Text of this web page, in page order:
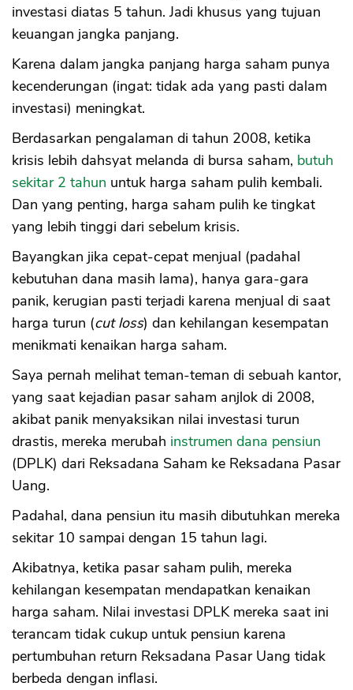
investasi diatas 5 tahun. Jadi khusus yang tujuan
keuangan jangka panjang.
Karena dalam jangka panjang harga saham punya
kecenderungan (ingat: tidak ada yang pasti dalam
investasi) meningkat.
Berdasarkan pengalaman di tahun 2008, ketika
krisis lebih dahsyat melanda di bursa saham, butuh
sekitar 2 tahun untuk harga saham pulih kembali.
Dan yang penting, harga saham pulih ke tingkat
yang lebih tinggi dari sebelum krisis.
Bayangkan jika cepat-cepat menjual (padahal
kebutuhan dana masih lama), hanya gara-gara
panik, kerugian pasti terjadi karena menjual di saat
harga turun (cut loss) dan kehilangan kesempatan
menikmati kenaikan harga saham.
Saya pernah melihat teman-teman di sebuah kantor,
yang saat kejadian pasar saham anjlok di 2008,
akibat panik menyaksikan nilai investasi turun
drastis, mereka merubah instrumen dana pensiun
(DPLK) dari Reksadana Saham ke Reksadana Pasar
Uang.
Padahal, dana pensiun itu masih dibutuhkan mereka
sekitar 10 sampai dengan 15 tahun lagi.
Akibatnya, ketika pasar saham pulih, mereka
kehilangan kesempatan mendapatkan kenaikan
harga saham. Nilai investasi DPLK mereka saat ini
terancam tidak cukup untuk pensiun karena
pertumbuhan return Reksadana Pasar Uang tidak
berbeda dengan inflasi.